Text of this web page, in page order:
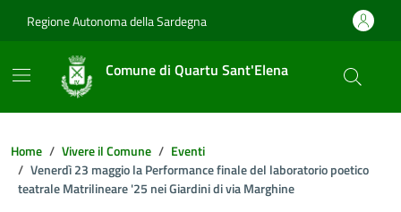
Regione Autonoma della Sardegna
Comune di Quartu Sant'Elena
Home Vivere il Comune
Eventi
Venerdì 23 maggio la Performance finale del laboratorio poetico
teatrale Matrilineare '25 nei Giardini di via Marghine